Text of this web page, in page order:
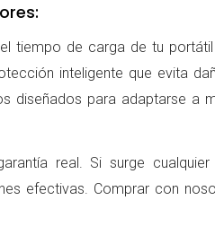
tiempo de carga de tu
inteligente que evita
diseñados para adaptarse a
real. Si surge
efectivas. Comprar con